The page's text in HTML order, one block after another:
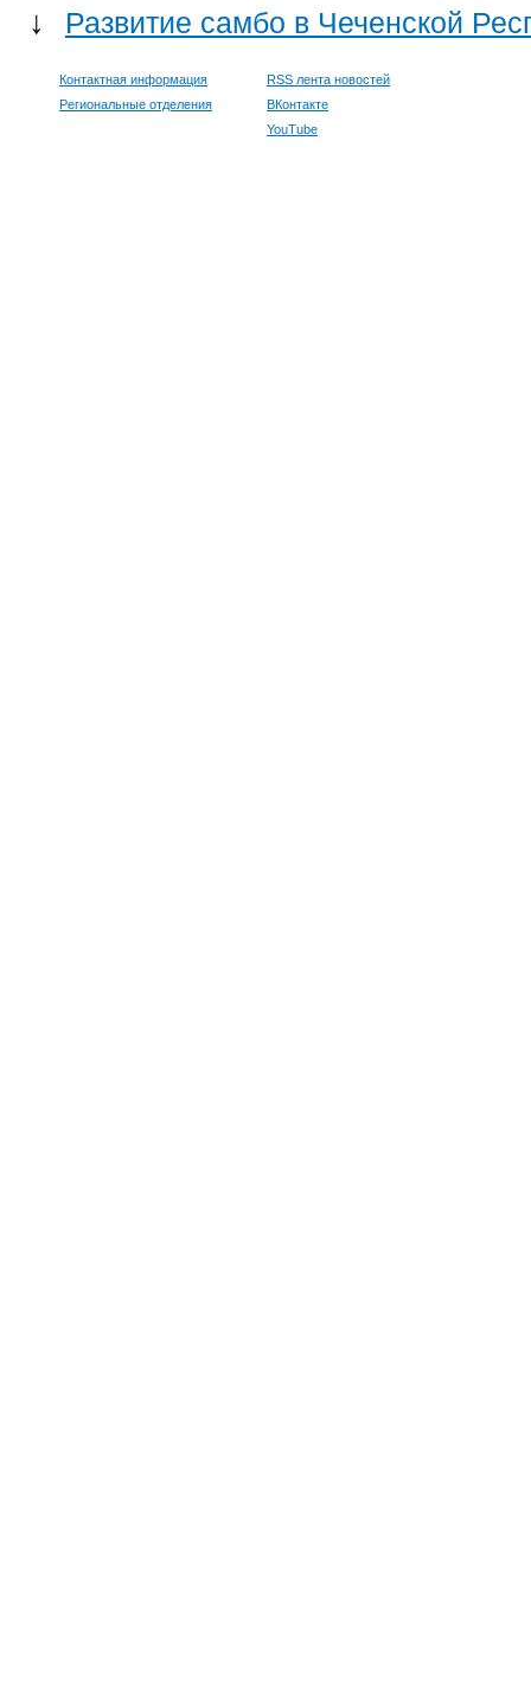
↓ Развитие самбо в Чеченской
Контактная информация
Региональные отделения
RSS лента новостей
ВКонтакте
YouTube